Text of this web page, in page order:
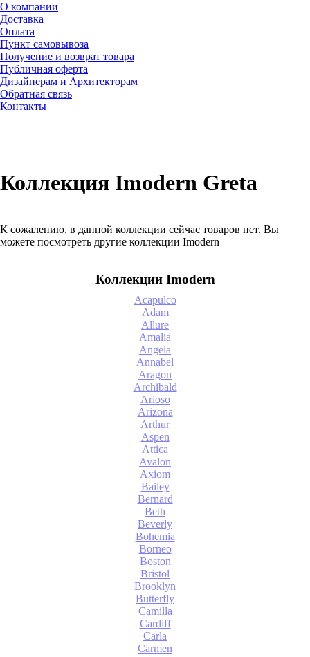
О компании
Доставка
Оплата
Пункт самовывоза
Получение и возврат товара
Публичная оферта
Дизайнерам и Архитекторам
Обратная связь
Контакты
Коллекция Imodern Greta
К сожалению, в данной коллекции сейчас товаров нет. Вы
можете посмотреть другие коллекции Imodern
Коллекции Imodern
Acapulco
Adam
Allure
Amalia
Angela
Annabel
Aragon
Archibald
Arioso
Arizona
Arthur
Aspen
Attica
Avalon
Axiom
Bailey
Bernard
Beth
Beverly
Bohemia
Borneo
Boston
Bristol
Brooklyn
Butterfly
Camilla
Cardiff
Carla
Carmen